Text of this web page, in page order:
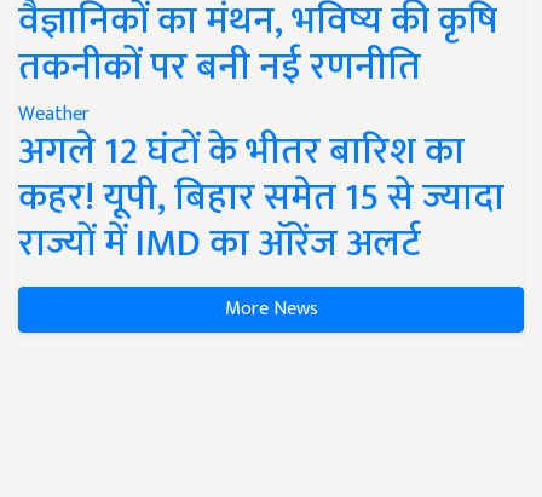
वैज्ञानिकों का मंथन, भविष्य की कृषि
तकनीकों पर बनी नई रणनीति
Weather
अगले 12 घंटों के भीतर बारिश का
कहर! यूपी, बिहार समेत 15 से ज्यादा
राज्यों में IMD का ऑरेंज अलर्ट
More News